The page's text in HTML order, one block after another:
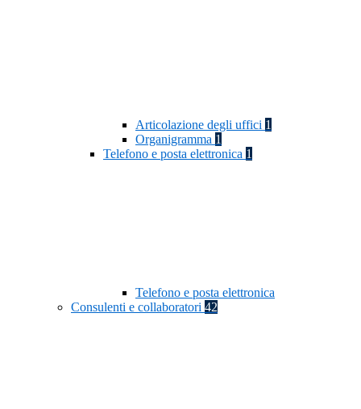
Articolazione degli uffici 1
Organigramma 1
Telefono e posta elettronica 1
Telefono e posta elettronica
Consulenti e collaboratori 42